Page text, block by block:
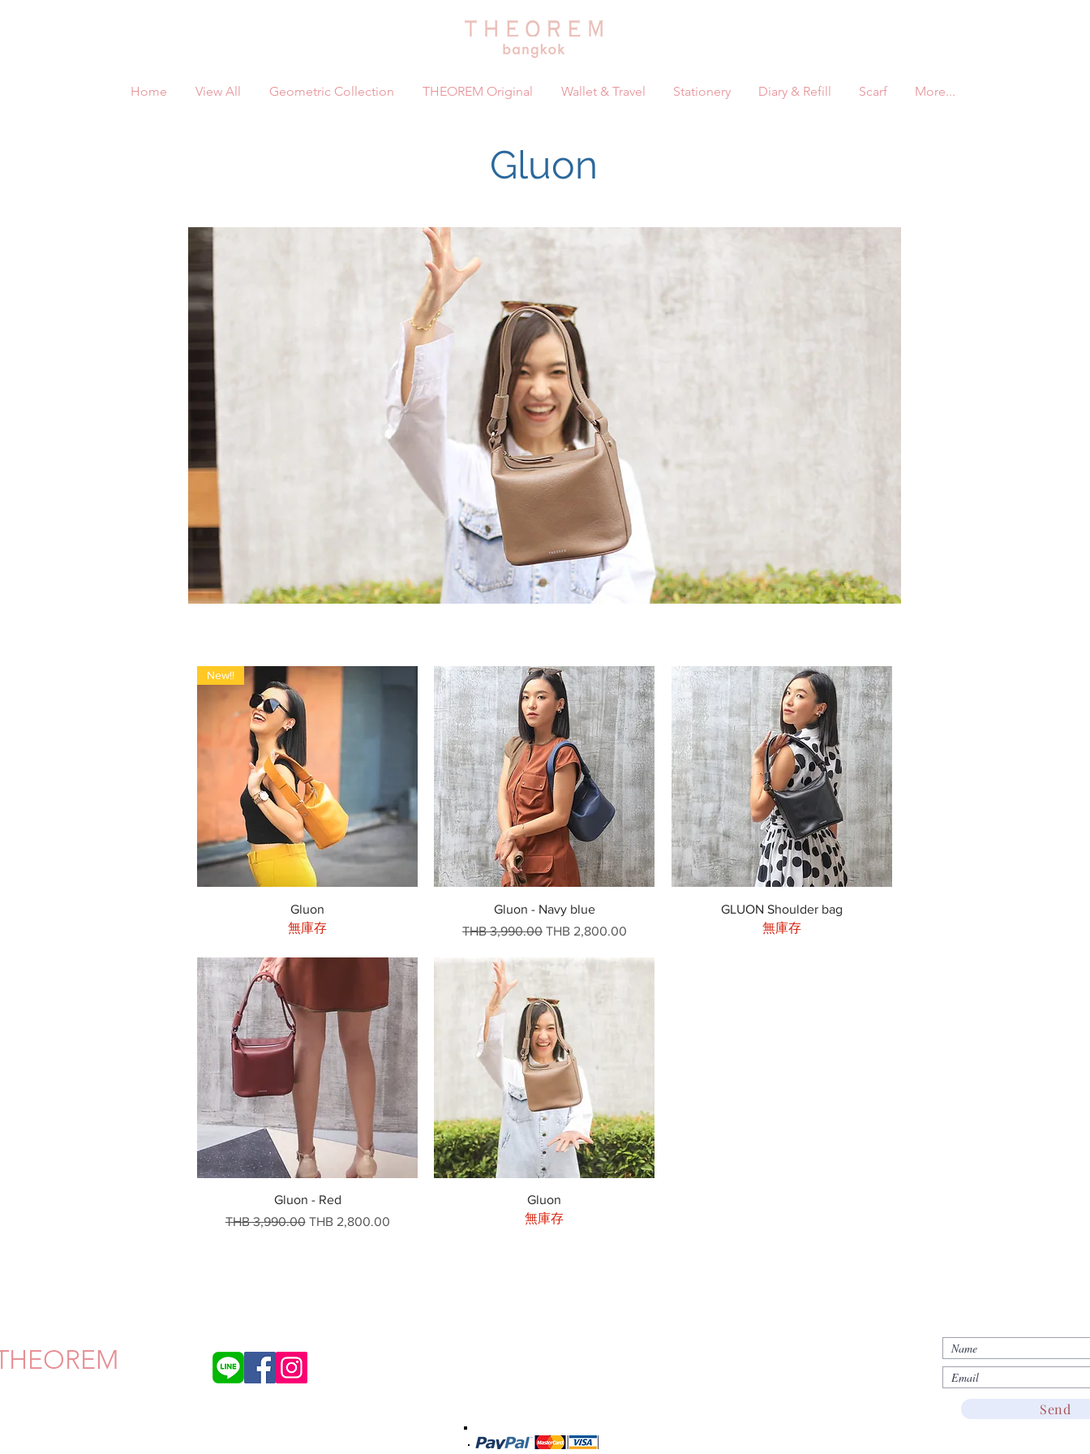
Home View All Geometric Collection THEOREM Original Wallet & Travel Stationery Diary & Refill Scarf More...
Gluon
快速瀏覽
New!!
Gluon
無庫存
快速瀏覽
Gluon - Navy blue
一般價格
THB 3,990.00 促銷價格
THB 2,800.00
快速瀏覽
GLUON Shoulder bag
無庫存
快速瀏覽
Gluon - Red
一般價格
THB 3,990.00 促銷價格
THB 2,800.00
快速瀏覽
Gluon
無庫存
Send